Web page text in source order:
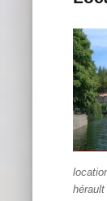
hérault